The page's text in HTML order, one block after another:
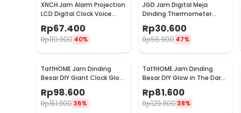
XNCH Jam Alarm Projection
LCD Digital Clock Voice
Thermometer - FJ3532
Rp67.400
Rp110.900 40%
JGD Jam Digital Meja
Dinding Thermometer
Hygrometer Sensor - ZL20
Rp30.600
Rp56.900 47%
TaffHOME Jam Dinding
Besar DIY Giant Clock Glow
in The Dark 90-100cm -
DIY-106
Rp98.600
Rp151.900 36%
TaffHOME Jam Dinding
Besar DIY Glow in The Dark
90-100cm - JM-03
Rp81.600
Rp129.90038%